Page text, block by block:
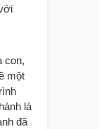
con,
một
là
đã